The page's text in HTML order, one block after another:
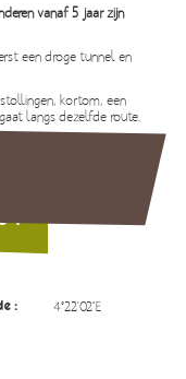
vanaf 5 jaar zijn
een droge tunnel en
kortom, een
langs dezelfde route.
?
: 4°22'02"E